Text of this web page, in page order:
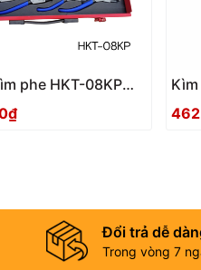
phe HKT-08KP
Đổi trả dễ
Trong vòng 7